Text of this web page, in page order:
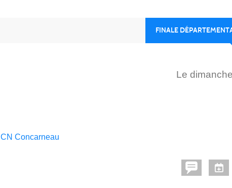
FINALE
Le dimanche
CN Concarneau